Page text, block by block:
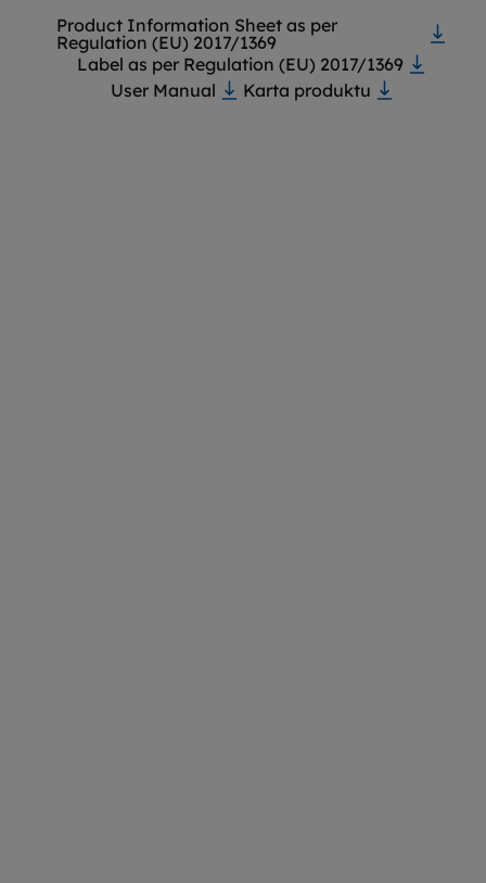
Product Information Sheet as per
Regulation (EU) 2017/1369
Label as per Regulation (EU) 2017/1369
User Manual
Karta produktu